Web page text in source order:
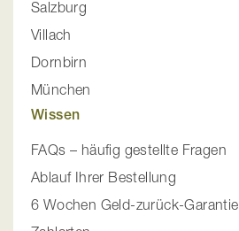
Salzburg
Villach
Dornbirn
München
Wissen
FAQs – häufig gestellte Fragen
Ablauf Ihrer Bestellung
6 Wochen Geld-zurück-Garantie